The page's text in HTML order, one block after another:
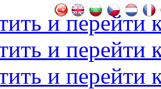
и перейти
и перейти
и перейти